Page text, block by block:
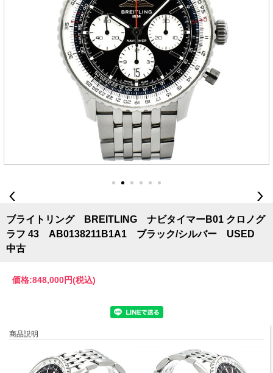
ブライトリング BREITLING ナビタイマーB01 クロノグ
ラフ 43 AB0138211B1A1 ブラック/シルバー USED
中古
価格:848,000円(税込)
商品説明